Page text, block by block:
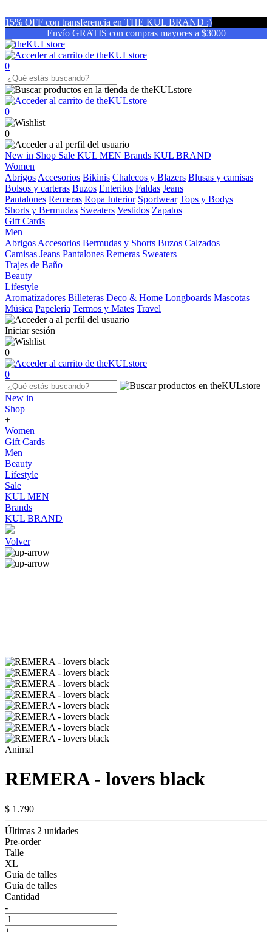
15% OFF con transferencia en THE KUL BRAND :)
Envío GRATIS con compras mayores a $3000
0
0
0
New in Shop Sale KUL MEN Brands KUL BRAND
Women
Abrigos Accesorios Bikinis Chalecos y Blazers Blusas y camisas
Bolsos y carteras Buzos Enteritos Faldas Jeans
Pantalones Remeras Ropa Interior Sportwear Tops y Bodys
Shorts y Bermudas Sweaters Vestidos Zapatos
Gift Cards
Men
Abrigos Accesorios Bermudas y Shorts Buzos Calzados
Camisas Jeans Pantalones Remeras Sweaters
Trajes de Baño
Beauty
Lifestyle
Aromatizadores Billeteras Deco & Home Longboards Mascotas
Música Papelería Termos y Mates Travel
Iniciar sesión
0
0
New in
Shop
+
Women
Gift Cards
Men
Beauty
Lifestyle
Sale
KUL MEN
Brands
KUL BRAND
Volver
Animal
REMERA - lovers black
$ 1.790
Últimas 2 unidades
Pre-order
Talle
XL
Guía de talles
Guía de talles
Cantidad
-